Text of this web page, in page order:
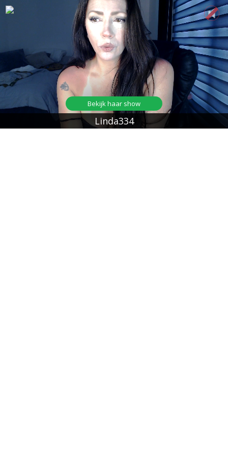
Linda334
Bekijk haar show